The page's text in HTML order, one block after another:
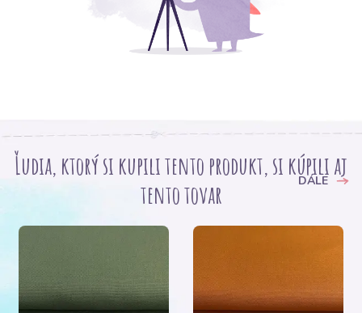
Ľudia, ktorý si kupili tento produkt, si kúpili aj
tento tovar
DÁLE